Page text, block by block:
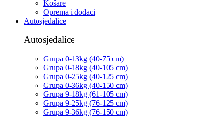
Košare
Oprema i dodaci
Autosjedalice
Autosjedalice
Grupa 0-13kg (40-75 cm)
Grupa 0-18kg (40-105 cm)
Grupa 0-25kg (40-125 cm)
Grupa 0-36kg (40-150 cm)
Grupa 9-18kg (61-105 cm)
Grupa 9-25kg (76-125 cm)
Grupa 9-36kg (76-150 cm)